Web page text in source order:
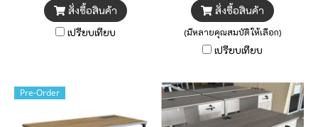
สั่งซื้อสินค้า
เปรียบเทียบ
สั่งซื้อสินค้า
(มีหลายคุณสมบัติให้เลือก)
เปรียบเทียบ
Pre-Order